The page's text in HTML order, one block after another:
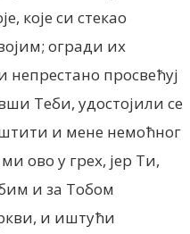
које си стекао
огради их
непрестано просвећуј
Теби, удостојили се
и мене немоћног
ово у грех, јер Ти,
и за Тобом
и иштући